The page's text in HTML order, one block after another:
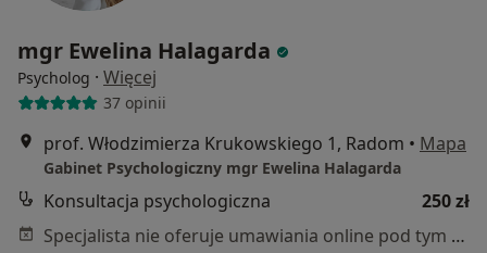
mgr Ewelina Halagarda
Psycholog · Więcej
37 opinii
prof. Włodzimierza Krukowskiego 1, Radom • Mapa
Gabinet Psychologiczny mgr Ewelina Halagarda
Konsultacja psychologiczna
250 zł
Specjalista nie oferuje umawiania online pod tym adresem.